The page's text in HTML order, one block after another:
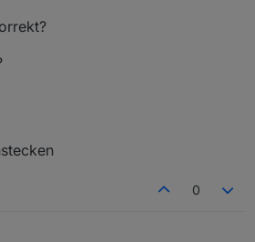
löschen
node_modules/
node_modules/zigbee-
node_modules/@serialport
installieren.. danach sollte es wieder
problem.. nicht /dev/ttyACM0.. die
0